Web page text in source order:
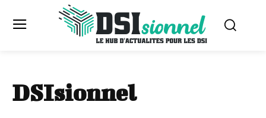
DSIsionnel